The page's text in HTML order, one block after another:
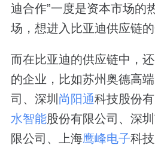
迪合作”一度是资本市场的
场，想进入比亚迪供应链的
而在比亚迪的供应链中，
的企业，比如苏州奥德高
司、深圳 尚阳通科技股份
水智能股份有限公司、深
限公司、上海鹰峰电子科